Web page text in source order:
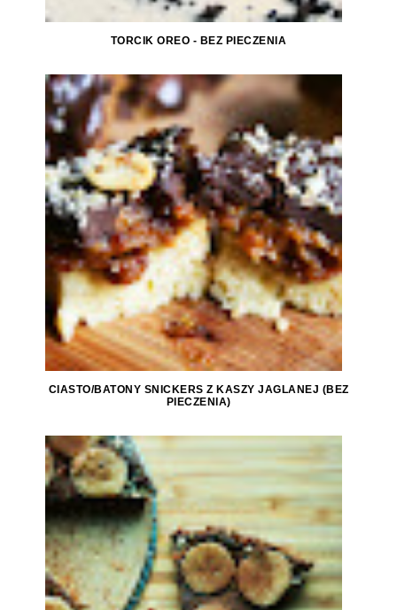
TORCIK OREO - BEZ PIECZENIA
CIASTO/BATONY SNICKERS Z KASZY JAGLANEJ (BEZ
PIECZENIA)